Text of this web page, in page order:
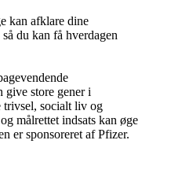
kan afklare dine
du kan få hverdagen
give store gener i
trivsel, socialt liv og
målrettet indsats kan øge
er sponsoreret af Pfizer.